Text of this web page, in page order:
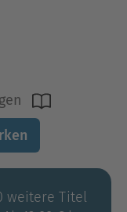
weitere Titel